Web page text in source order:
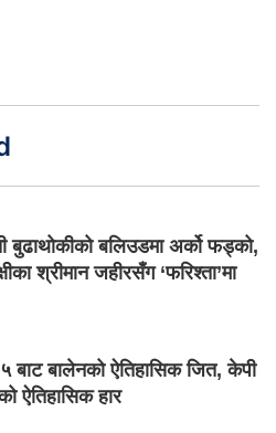
बुढाथोकीको बलिउडमा अर्को फड्को,
श्रीमान जहीरसँग ‘फरिश्ता’मा
५ बाट बालेनको ऐतिहासिक जित, केपी
ऐतिहासिक हार